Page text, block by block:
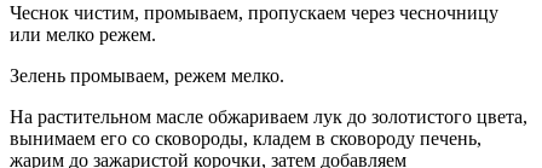
Чеснок чистим, промываем, пропускаем через чесночницу
или мелко режем.
Зелень промываем, режем мелко.
На растительном масле обжариваем лук до золотистого цвета,
вынимаем его со сковороды, кладем в сковороду печень,
жарим до зажаристой корочки, затем добавляем